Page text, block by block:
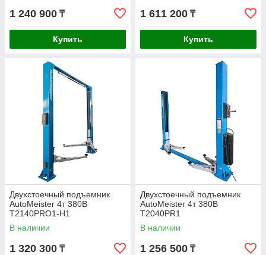
1 240 900 ₸
Купить
1 611 200 ₸
Купить
Двухстоечный подъемник
AutoMeister 4т 380В
T2140PRO1-H1
В наличии
1 320 300 ₸
Двухстоечный подъемник
AutoMeister 4т 380В
T2040PR1
В наличии
1 256 500 ₸